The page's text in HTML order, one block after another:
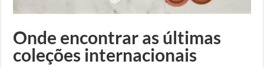
Onde encontrar as últimas
coleções internacionais